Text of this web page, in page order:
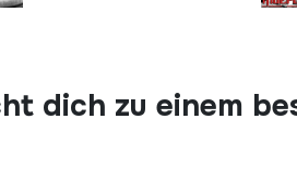
dich zu einem